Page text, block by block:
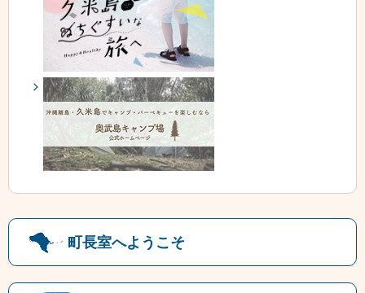
町長室へようこそ